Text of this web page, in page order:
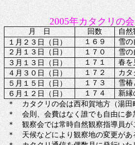
2005年カタクリの
月 日 回数 自然
１月２３日（日）
１６９ 雪の
２月１３日（日）
１７０ 雪の
３月１３日（日）
１７１ 春を
４月３０日（日）
１７２ カ
５月１５日（日）
１７３ 雪椿
６月１２日（日）
１７４ 新縁
＊ カタクリの会は西和賀地方（湯田
＊ 会則、会費はなく誰でも自由に参
＊ 観察会では常時自然観察指導員が
＊ 天候などにより観察地の変更があ